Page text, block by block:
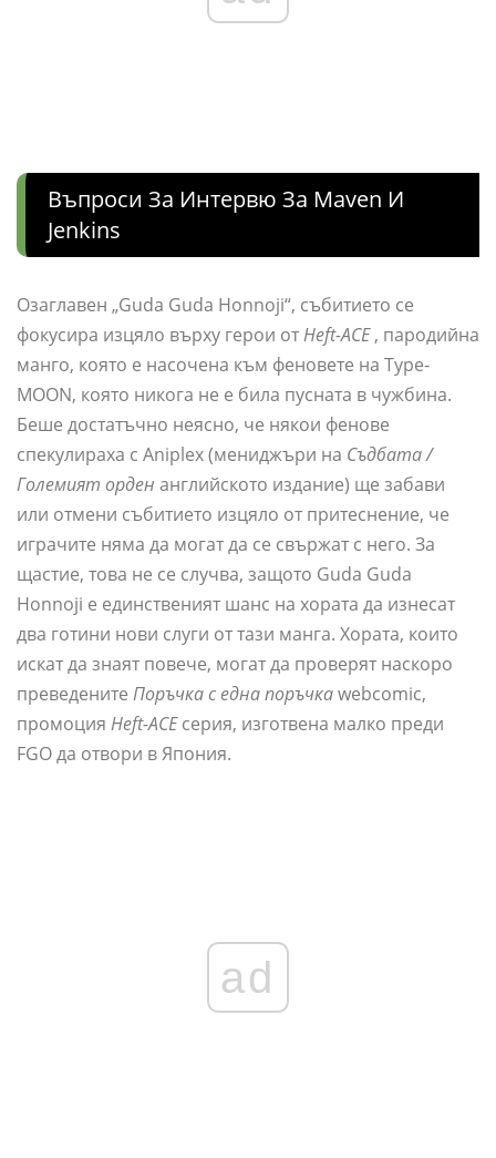
Въпроси За Интервю За Maven И
Jenkins
Озаглавен „Guda Guda Honnoji“, събитието се
фокусира изцяло върху герои отHeft-ACE, пародийна
манго, която е насочена към феновете на Type-
MOON, която никога не е била пусната в чужбина.
Беше достатъчно неясно, че някои фенове
спекулираха с Aniplex (мениджъри на Съдбата /
Големият орден английското издание) ще забави
или отмени събитието изцяло от притеснение, че
играчите няма да могат да се свържат с него. За
щастие, това не се случва, защото Guda Guda
Honnoji е единственият шанс на хората да изнесат
два готини нови слуги от тази манга. Хората, които
искат да знаят повече, могат да проверят наскоро
преведените Поръчка с една поръчкаwebcomic,
промоция Heft-ACEсерия, изготвена малко преди
FGO да отвори в Япония.
ad